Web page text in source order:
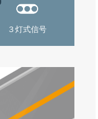
３灯式信号